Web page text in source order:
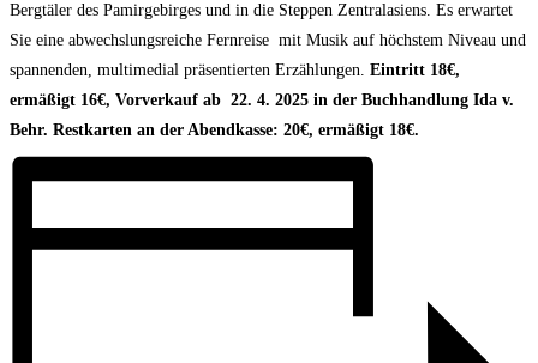
Bergtäler des Pamirgebirges und in die Steppen Zentralasiens. Es erwartet
Sie eine abwechslungsreiche Fernreise mit Musik auf höchstem Niveau und
spannenden, multimedial präsentierten Erzählungen. Eintritt 18€,
ermäßigt 16€, Vorverkauf ab 22. 4. 2025 in der Buchhandlung Ida v.
Behr. Restkarten an der Abendkasse: 20€, ermäßigt 18€.